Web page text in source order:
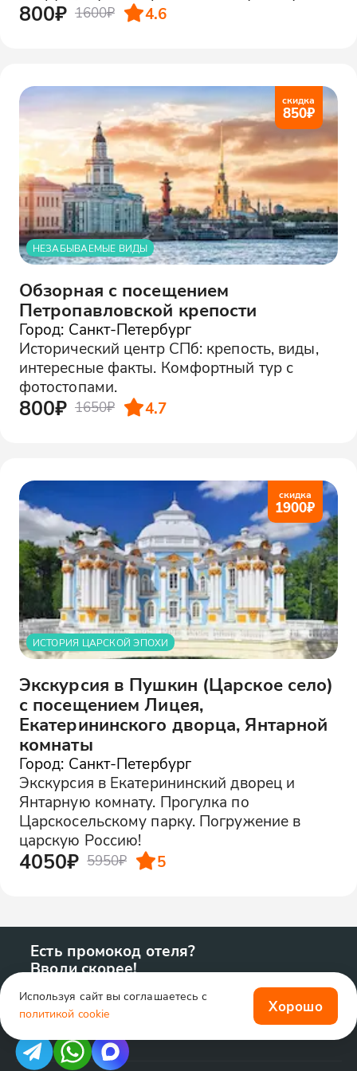
800₽ 1600₽ 4.6
скидка
850₽
НЕЗАБЫВАЕМЫЕ ВИДЫ
Обзорная с посещением
Петропавловской крепости
Город: Санкт-Петербург
Исторический центр СПб: крепость, виды,
интересные факты. Комфортный тур с
фотостопами.
800₽ 1650₽ 4.7
скидка
1900₽
ИСТОРИЯ ЦАРСКОЙ ЭПОХИ
Экскурсия в Пушкин (Царское село)
с посещением Лицея,
Екатерининского дворца, Янтарной
комнаты
Город: Санкт-Петербург
Экскурсия в Екатерининский дворец и
Янтарную комнату. Прогулка по
Царскосельскому парку. Погружение в
царскую Россию!
4050₽ 5950₽ 5
Есть промокод отеля?
Вводи скорее!
Используя сайт вы соглашаетесь с
политикой cookie
Хорошо